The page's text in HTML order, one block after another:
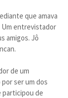
que amava
Um entrevistador
amigos. Jô
de um
ser um dos
participou de